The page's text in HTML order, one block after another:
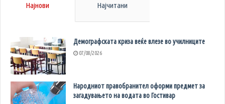
Најнови Најчитани
Демографската криза веќе влезе во училниците
07/08/2026
Народниот правобранител оформи предмет за
загадувањето на водата во Гостивар